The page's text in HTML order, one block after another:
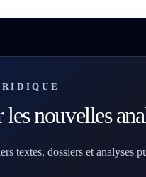
nouvelles
textes, dossiers et analyses